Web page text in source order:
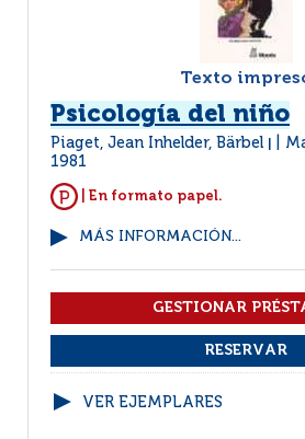
Texto
Psicología del niño
Piaget, Jean Inhelder, Bärbel
1981
| En formato papel.
MÁS INFORMACIÓN...
VER EJEMPLARES